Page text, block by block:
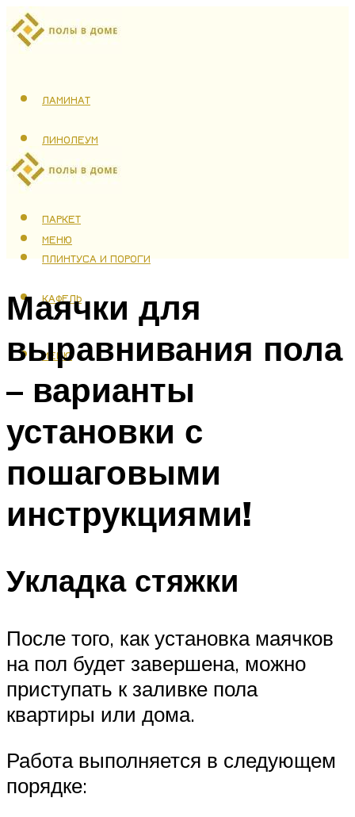
ЛАМИНАТ
ЛИНОЛЕУМ
ТЕПЛЫЙ ПОЛ
ПАРКЕТ
ПЛИНТУСА И ПОРОГИ
КАФЕЛЬ
МЕНЮ
МЕНЮ
Маячки для
выравнивания пола
– варианты
установки с
пошаговыми
инструкциями!
Укладка стяжки
После того, как установка маячков
на пол будет завершена, можно
приступать к заливке пола
квартиры или дома.
Работа выполняется в следующем
порядке: